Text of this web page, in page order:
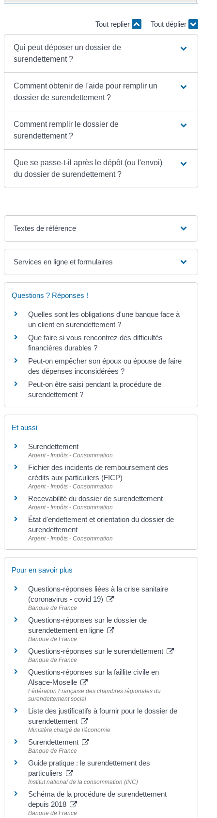
Tout replier Tout déplier
Qui peut déposer un dossier de
surendettement ?
Comment obtenir de l'aide pour remplir un
dossier de surendettement ?
Comment remplir le dossier de
surendettement ?
Que se passe-t-il après le dépôt (ou l'envoi)
du dossier de surendettement ?
Textes de référence
Services en ligne et formulaires
Questions ? Réponses !
Quelles sont les obligations d'une banque face à
un client en surendettement ?
Que faire si vous rencontrez des difficultés
financières durables ?
Peut-on empêcher son époux ou épouse de faire
des dépenses inconsidérées ?
Peut-on être saisi pendant la procédure de
surendettement ?
Et aussi
Surendettement
Argent - Impôts - Consommation
Fichier des incidents de remboursement des
crédits aux particuliers (FICP)
Argent - Impôts - Consommation
Recevabilité du dossier de surendettement
Argent - Impôts - Consommation
État d'endettement et orientation du dossier de
surendettement
Argent - Impôts - Consommation
Pour en savoir plus
Questions-réponses liées à la crise sanitaire
(coronavirus - covid 19)
Banque de France
Questions-réponses sur le dossier de
surendettement en ligne
Banque de France
Questions-réponses sur le surendettement
Banque de France
Questions-réponses sur la faillite civile en
Alsace-Moselle
Fédération Française des chambres régionales du
surendettement social
Liste des justificatifs à fournir pour le dossier de
surendettement
Ministère chargé de l'économie
Surendettement
Banque de France
Guide pratique : le surendettement des
particuliers
Institut national de la consommation (INC)
Schéma de la procédure de surendettement
depuis 2018
Banque de France